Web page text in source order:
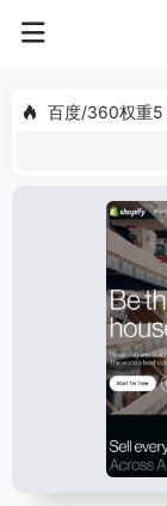
百度/360权重5